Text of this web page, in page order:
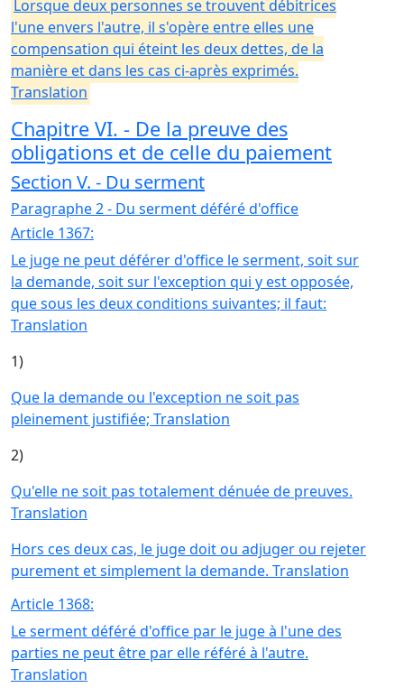
Lorsque deux personnes se trouvent débitrices
l'une envers l'autre, il s'opère entre elles une
compensation qui éteint les deux dettes, de la
manière et dans les cas ci-après exprimés.
Translation
Chapitre VI. - De la preuve des
obligations et de celle du paiement
Section V. - Du serment
Paragraphe 2 - Du serment déféré d'office
Article 1367:
Le juge ne peut déférer d'office le serment, soit sur
la demande, soit sur l'exception qui y est opposée,
que sous les deux conditions suivantes; il faut:
Translation
1)
Que la demande ou l'exception ne soit pas
pleinement justifiée; Translation
2)
Qu'elle ne soit pas totalement dénuée de preuves.
Translation
Hors ces deux cas, le juge doit ou adjuger ou rejeter
purement et simplement la demande. Translation
Article 1368:
Le serment déféré d'office par le juge à l'une des
parties ne peut être par elle référé à l'autre.
Translation